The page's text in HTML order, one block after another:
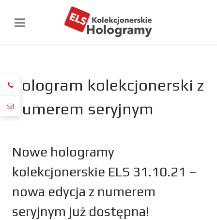
hologram kolekcjonerski z
numerem seryjnym
Nowe hologramy
kolekcjonerskie ELS 31.10.21 –
nowa edycja z numerem
seryjnym już dostępna!